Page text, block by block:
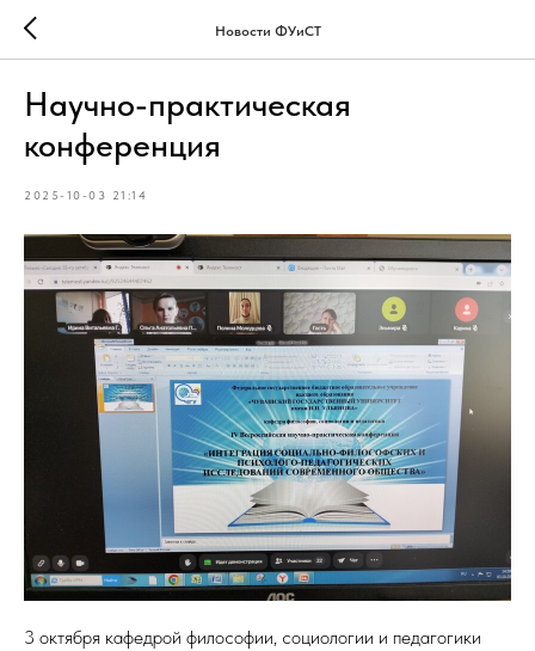
Новости ФУиСТ
Научно-практическая
конференция
2025-10-03 21:14
3 октября кафедрой философии, социологии и педагогики